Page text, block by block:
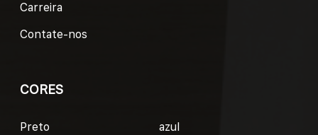
Carreira
Contate-nos
CORES
Preto
azul